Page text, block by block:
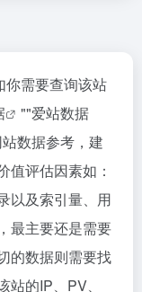
你需要查询该站
""爱站数据
数据参考，建
值评估因素如：
以及索引量、用
最主要还是需要
的数据则需要找
的IP、PV、